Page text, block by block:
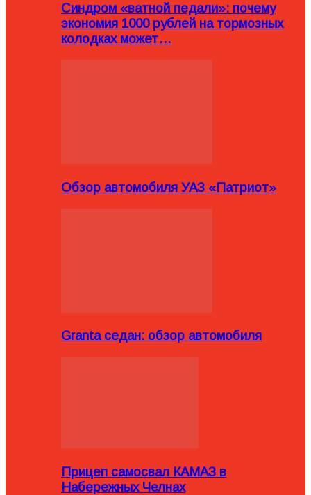
Синдром «ватной педали»: почему
экономия 1000 рублей на тормозных
колодках может…
Обзор автомобиля УАЗ «Патриот»
Granta седан: обзор автомобиля
Прицеп самосвал КАМАЗ в
Набережных Челнах